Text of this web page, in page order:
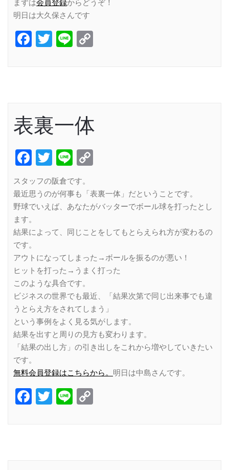
まずは会員登録からどうぞ！
明日は大久保さんです
Facebook
Twitter
Line
表裏一体
Facebook
Twitter
Line
スタッフの阪倉です。
最近思うのが何事も「表裏一体」だということです。
野球でいえば、あなたがバッターでボール球を打ったとし
ます。
結果によって、同じことをしてもとらえられ方が変わるの
です。
アウトになってしまった→ボールを振るのが悪い！
ヒットを打った→うまく打った
このような具合です。
ビジネスの世界でも最近、「結果次第で同じ出来事でも違
うとらえ方をされてしまう」
という事例をよく見る気がします。
結果を出すと周りの見方も変わります。
「結果の出し方」の引き出しをこれから増やしていきたい
です。
無料会員登録はこちらから。 明日は中島さんです。
Facebook
Twitter
Line